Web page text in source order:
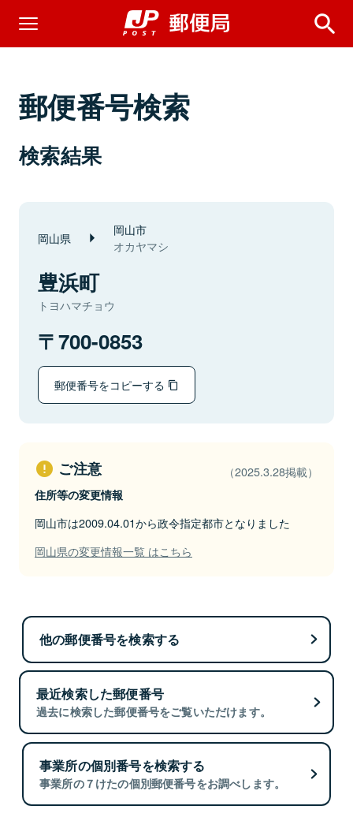
郵便番号検索
検索結果
岡山県 岡山市
オカヤマシ
豊浜町
トヨハマチョウ
700-0853
郵便番号をコピーする
ご注意 （2025.3.28掲載）
住所等の変更情報
岡山市は2009.04.01から政令指定都市となりました
岡山県の変更情報一覧 はこちら
他の郵便番号を検索する
最近検索した郵便番号
過去に検索した郵便番号をご覧いただけます。
事業所の個別番号を検索する
事業所の７けたの個別郵便番号をお調べします。